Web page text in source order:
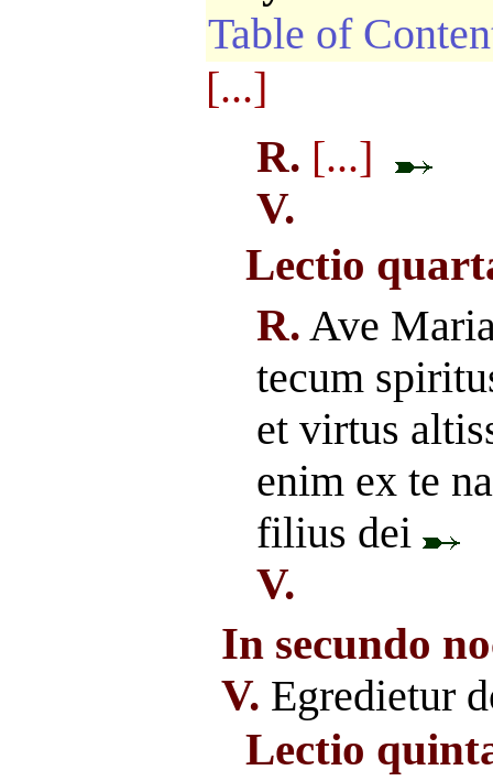
Table of
[...]
R. [...]
V.
Lectio
R. Ave
tecum
et virtus
enim ex te
filius dei
V.
In secundo
V. Egredietur
Lectio